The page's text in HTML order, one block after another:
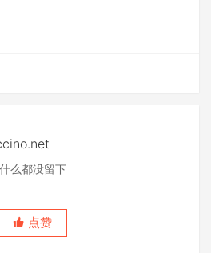
么都没留下
点赞